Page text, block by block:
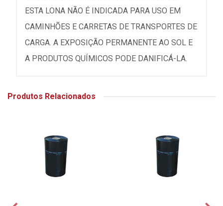
ESTA LONA NÃO É INDICADA PARA USO EM
CAMINHÕES E CARRETAS DE TRANSPORTES DE
CARGA. A EXPOSIÇÃO PERMANENTE AO SOL E
A PRODUTOS QUÍMICOS PODE DANIFICÁ-LA.
Produtos Relacionados